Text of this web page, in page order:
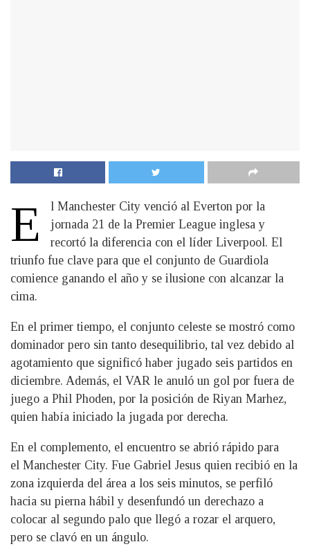
E
l Manchester City venció al Everton por la
jornada 21 de la Premier League inglesa y
recortó la diferencia con el líder Liverpool. El
triunfo fue clave para que el conjunto de Guardiola
comience ganando el año y se ilusione con alcanzar la
cima.
En el primer tiempo, el conjunto celeste se mostró como
dominador pero sin tanto desequilibrio, tal vez debido al
agotamiento que significó haber jugado seis partidos en
diciembre. Además, el VAR le anuló un gol por fuera de
juego a Phil Phoden, por la posición de Riyan Marhez,
quien había iniciado la jugada por derecha.
En el complemento, el encuentro se abrió rápido para
el Manchester City. Fue Gabriel Jesus quien recibió en la
zona izquierda del área a los seis minutos, se perfiló
hacia su pierna hábil y desenfundó un derechazo a
colocar al segundo palo que llegó a rozar el arquero,
pero se clavó en un ángulo.